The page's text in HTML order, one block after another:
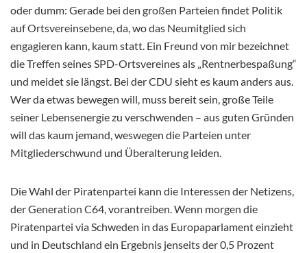
oder dumm: Gerade bei den großen Parteien findet Politik
auf Ortsvereinsebene, da, wo das Neumitglied sich
engagieren kann, kaum statt. Ein Freund von mir bezeichnet
die Treffen seines SPD-Ortsvereines als „Rentnerbespaßung“
und meidet sie längst. Bei der CDU sieht es kaum anders aus.
Wer da etwas bewegen will, muss bereit sein, große Teile
seiner Lebensenergie zu verschwenden – aus guten Gründen
will das kaum jemand, weswegen die Parteien unter
Mitgliederschwund und Überalterung leiden.
Die Wahl der Piratenpartei kann die Interessen der Netizens,
der Generation C64, vorantreiben. Wenn morgen die
Piratenpartei via Schweden in das Europaparlament einzieht
und in Deutschland ein Ergebnis jenseits der 0,5 Prozent